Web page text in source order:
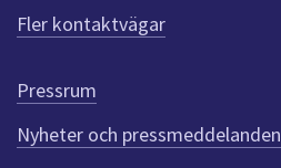
ö
r
e
n
n
a
Fler kontaktvägar
Pressrum
Nyheter och pressmeddelanden